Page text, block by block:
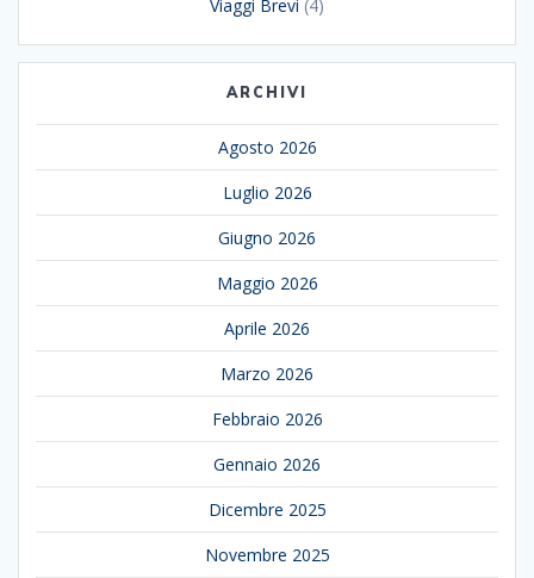
Viaggi Brevi (4)
ARCHIVI
Agosto 2026
Luglio 2026
Giugno 2026
Maggio 2026
Aprile 2026
Marzo 2026
Febbraio 2026
Gennaio 2026
Dicembre 2025
Novembre 2025